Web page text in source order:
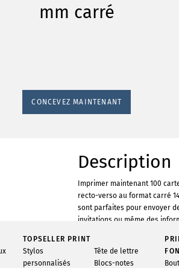
mm carré
CONCEVEZ MAINTENANT
Description
Imprimer maintenant 100
recto-verso au format carré
sont parfaites pour envoyer
invitations ou même des
vrai courrier à toucher est
Infowerk, tu peux facilement
TOPSELLER PRINT
Stylos
personnalisés
Tête de lettre
Blocs-notes